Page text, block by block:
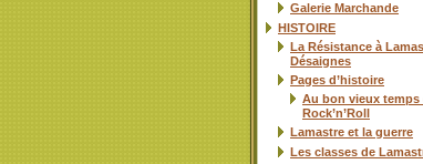
Galerie Marchande
HISTOIRE
La Résistance à
Désaignes
Pages d’histoire
Au bon vieux temps
Rock’n’Roll
Lamastre et la guerre
Les classes de